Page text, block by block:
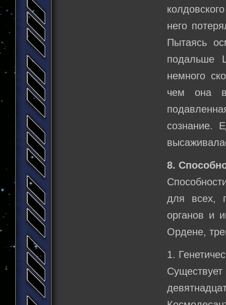
него
Пытаясь
подальше
немного
чем она
сознание.
8.
для всех,
органов и
Ордене,
1.